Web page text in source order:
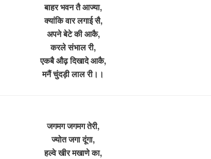
बाहर भवन तै आज्या,
क्यांकि वार लगाई सै,
अपने बेटे की आकै,
करले संभाल री,
एकबै औढ़ दिखादे आकै,
मनैं चुंदड़ी लाल री।।
जगमग जगमग तेरी,
ज्योत जगा दूंगा,
हल्वे खीर मखाणे का,